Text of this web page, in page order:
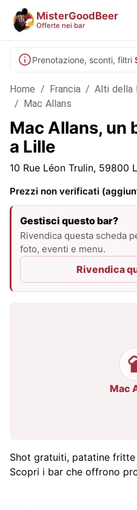
MisterGoodBeer
Offerte nei bar
Prenotazione, sconti, filtri
Home / Francia / Alti della
/ Mac Allans
Mac Allans, un
a Lille
10 Rue Léon Trulin, 59800
Prezzi non verificati
Gestisci questo bar?
Rivendica questa scheda
foto, eventi e menu.
Rivendica
Mac
Shot gratuiti, patatine
Scopri i bar che offrono